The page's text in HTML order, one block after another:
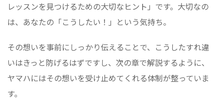
レッスンを見つけるための大切なヒント」です。大切なの
は、あなたの「こうしたい！」という気持ち。
その想いを事前にしっかり伝えることで、こうしたすれ違
いはきっと防げるはずですし、次の章で解説するように、
ヤマハにはその想いを受け止めてくれる体制が整っていま
す。